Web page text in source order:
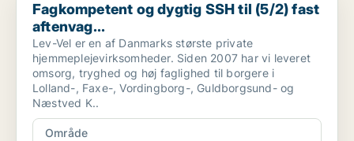
Fagkompetent og dygtig SSH til (5/2) fast
aftenvag...
Lev-Vel er en af Danmarks største private
hjemmeplejevirksomheder. Siden 2007 har vi leveret
omsorg, tryghed og høj faglighed til borgere i
Lolland-, Faxe-, Vordingborg-, Guldborgsund- og
Næstved K..
Område